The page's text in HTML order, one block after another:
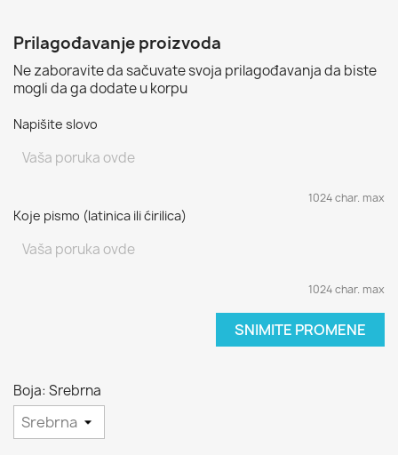
Prilagođavanje proizvoda
Ne zaboravite da sačuvate svoja prilagođavanja da biste
mogli da ga dodate u korpu
Napišite slovo
1024 char. max
Koje pismo (latinica ili ćirilica)
1024 char. max
SNIMITE PROMENE
Boja: Srebrna